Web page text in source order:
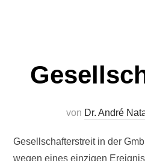
von Dr. André
Gesellschafterstreit in der
wegen eines einzigen